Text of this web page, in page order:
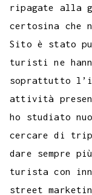
ripagate alla
certosina che
Sito è stato
turisti ne
soprattutto
attività
ho studiato
cercare di
dare sempre
turista con
street